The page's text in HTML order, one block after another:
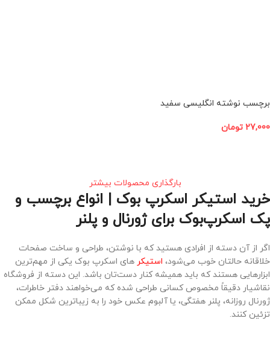
برچسب نوشته انگلیسی سفید
27,000 تومان
بارگذاری محصولات بیشتر
خرید استیکر اسکرپ بوک | انواع برچسب و
پک اسکرپ‌بوک برای ژورنال و پلنر
اگر از آن دسته از افرادی هستید که با نوشتن، طراحی و ساخت صفحات
خلاقانه حالتان خوب می‌شود، استیکر های اسکرپ بوک یکی از مهم‌ترین
ابزارهایی هستند که باید همیشه کنار دست‌تان باشد. این دسته از فروشگاه
نقاشیار دقیقاً مخصوص کسانی طراحی شده که می‌خواهند دفتر خاطرات،
ژورنال روزانه، پلنر هفتگی، یا آلبوم عکس خود را به زیباترین شکل ممکن
تزئین کنند.